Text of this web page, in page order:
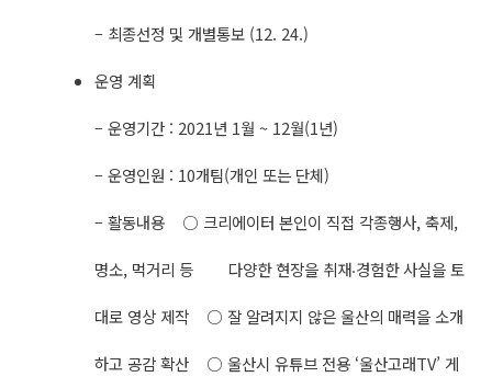
– 최종선정 및 개별통보 (12. 24.)
운영 계획
– 운영기간 : 2021년 1월 ~ 12월(1년)
– 운영인원 : 10개팀(개인 또는 단체)
– 활동내용 ○ 크리에이터 본인이 직접 각종행사, 축제,
명소, 먹거리 등 다양한 현장을 취재‧경험한 사실을 토
대로 영상 제작 ○ 잘 알려지지 않은 울산의 매력을 소개
하고 공감 확산 ○ 울산시 유튜브 전용 ‘울산고래TV’ 게